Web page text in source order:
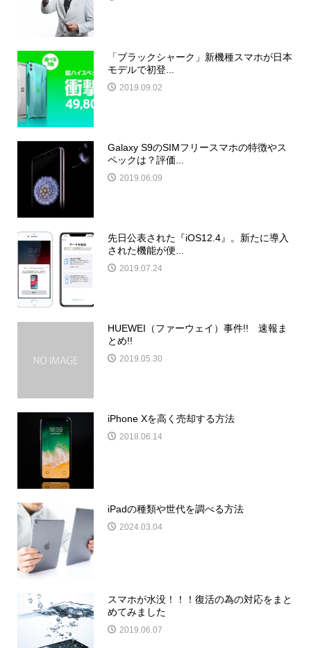
「ブラックシャーク」新機種スマホが日本
モデルで初登...
2019.09.02
Galaxy S9のSIMフリースマホの特徴やス
ペックは？評価...
2019.06.09
先日公表された『iOS12.4』。新たに導入
された機能が便...
2019.07.24
HUEWEI（ファーウェイ）事件!! 速報ま
とめ!!
2019.05.30
iPhone Xを高く売却する方法
2018.06.14
iPadの種類や世代を調べる方法
2024.03.04
スマホが水没！！！復活の為の対応をまと
めてみました
2019.06.07